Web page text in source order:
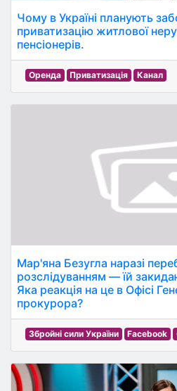
Чому в Україні планують
приватизацію житлової
пенсіонерів.
Оренда Приватизація Канал
Мар'яна Безугла наразі
розслідуванням — їй
Яка реакція на це в Офісі
прокурора?
Збройні сили України Facebook